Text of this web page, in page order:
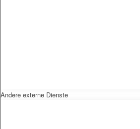
Andere externe Dienste